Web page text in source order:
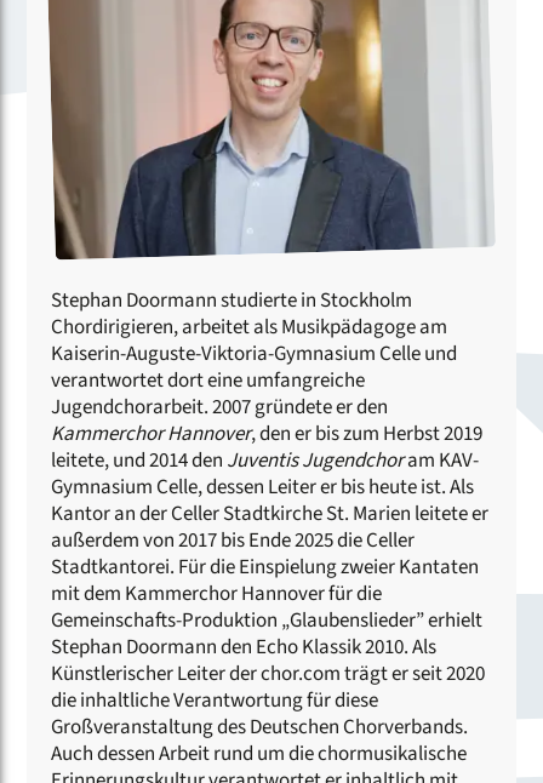
Stephan Doormann studierte in Stockholm
Chordirigieren, arbeitet als Musikpädagoge am
Kaiserin-Auguste-Viktoria-Gymnasium Celle und
verantwortet dort eine umfangreiche
Jugendchorarbeit. 2007 gründete er den
Kammerchor Hannover, den er bis zum Herbst 2019
leitete, und 2014 den Juventis Jugendchoram KAV-
Gymnasium Celle, dessen Leiter er bis heute ist. Als
Kantor an der Celler Stadtkirche St. Marien leitete er
außerdem von 2017 bis Ende 2025 die Celler
Stadtkantorei. Für die Einspielung zweier Kantaten
mit dem Kammerchor Hannover für die
Gemeinschafts-Produktion „Glaubenslieder” erhielt
Stephan Doormann den Echo Klassik 2010. Als
Künstlerischer Leiter der chor.com trägt er seit 2020
die inhaltliche Verantwortung für diese
Großveranstaltung des Deutschen Chorverbands.
Auch dessen Arbeit rund um die chormusikalische